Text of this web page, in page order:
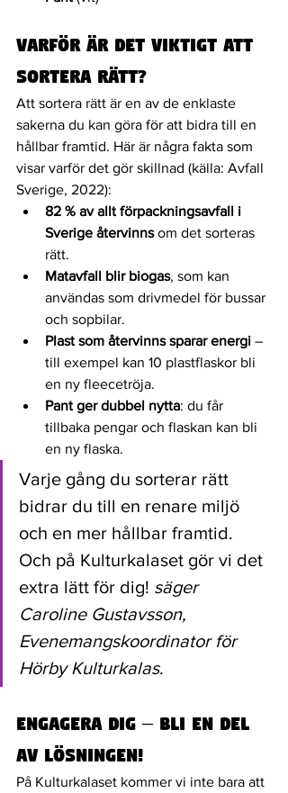
Varför är det viktigt att
sortera rätt?
Att sortera rätt är en av de enklaste
sakerna du kan göra för att bidra till en
hållbar framtid. Här är några fakta som
visar varför det gör skillnad (källa: Avfall
Sverige, 2022):
82 % av allt förpackningsavfall i
Sverige återvinns om det sorteras
rätt.
Matavfall blir biogas, som kan
användas som drivmedel för bussar
och sopbilar.
Plast som återvinns sparar energi –
till exempel kan 10 plastflaskor bli
en ny fleecetröja.
Pant ger dubbel nytta: du får
tillbaka pengar och flaskan kan bli
en ny flaska.
Varje gång du sorterar rätt
bidrar du till en renare miljö
och en mer hållbar framtid.
Och på Kulturkalaset gör vi det
extra lätt för dig! säger
Caroline Gustavsson,
Evenemangskoordinator för
Hörby Kulturkalas.
Engagera dig – bli en del
av lösningen!
På Kulturkalaset kommer vi inte bara att